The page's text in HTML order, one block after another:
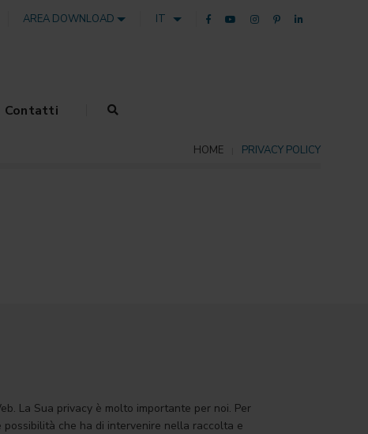
AREA DOWNLOAD IT
Contatti
HOME PRIVACY POLICY
La Sua privacy è molto importante per noi. Per
che ha di intervenire nella raccolta e